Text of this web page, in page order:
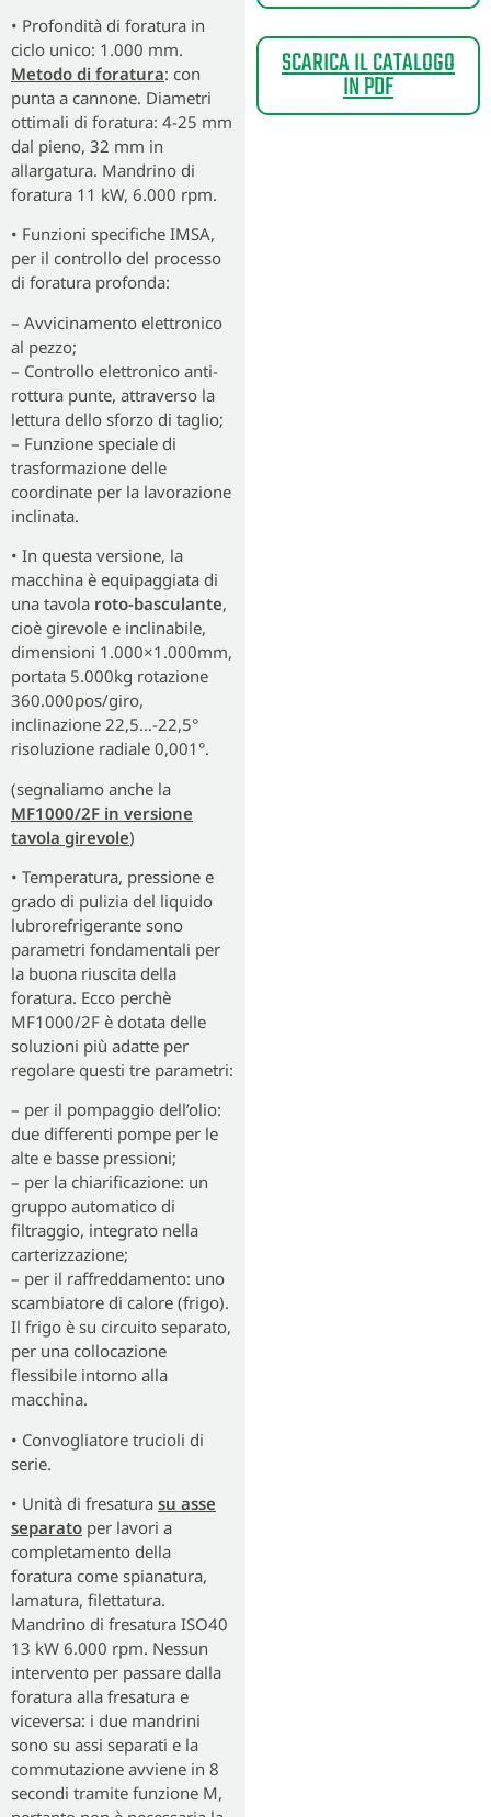
• Profondità di foratura in
ciclo unico: 1.000 mm.
Metodo di foratura: con
punta a cannone. Diametri
ottimali di foratura: 4-25 mm
dal pieno, 32 mm in
allargatura. Mandrino di
foratura 11 kW, 6.000 rpm.
• Funzioni specifiche IMSA,
per il controllo del processo
di foratura profonda:
– Avvicinamento elettronico
al pezzo;
– Controllo elettronico anti-
rottura punte, attraverso la
lettura dello sforzo di taglio;
– Funzione speciale di
trasformazione delle
coordinate per la lavorazione
inclinata.
• In questa versione, la
macchina è equipaggiata di
una tavola roto-basculante,
cioè girevole e inclinabile,
dimensioni 1.000×1.000mm,
portata 5.000kg rotazione
360.000pos/giro,
inclinazione 22,5…-22,5°
risoluzione radiale 0,001°.
(segnaliamo anche la
MF1000/2F in versione
tavola girevole)
• Temperatura, pressione e
grado di pulizia del liquido
lubrorefrigerante sono
parametri fondamentali per
la buona riuscita della
foratura. Ecco perchè
MF1000/2F è dotata delle
soluzioni più adatte per
regolare questi tre parametri:
– per il pompaggio dell’olio:
due differenti pompe per le
alte e basse pressioni;
– per la chiarificazione: un
gruppo automatico di
filtraggio, integrato nella
carterizzazione;
– per il raffreddamento: uno
scambiatore di calore (frigo).
Il frigo è su circuito separato,
per una collocazione
flessibile intorno alla
macchina.
• Convogliatore trucioli di
serie.
• Unità di fresatura su asse
separato per lavori a
completamento della
foratura come spianatura,
lamatura, filettatura.
Mandrino di fresatura ISO40
13 kW 6.000 rpm. Nessun
intervento per passare dalla
foratura alla fresatura e
viceversa: i due mandrini
sono su assi separati e la
commutazione avviene in 8
secondi tramite funzione M,
SCARICA IL CATALOGO
IN PDF